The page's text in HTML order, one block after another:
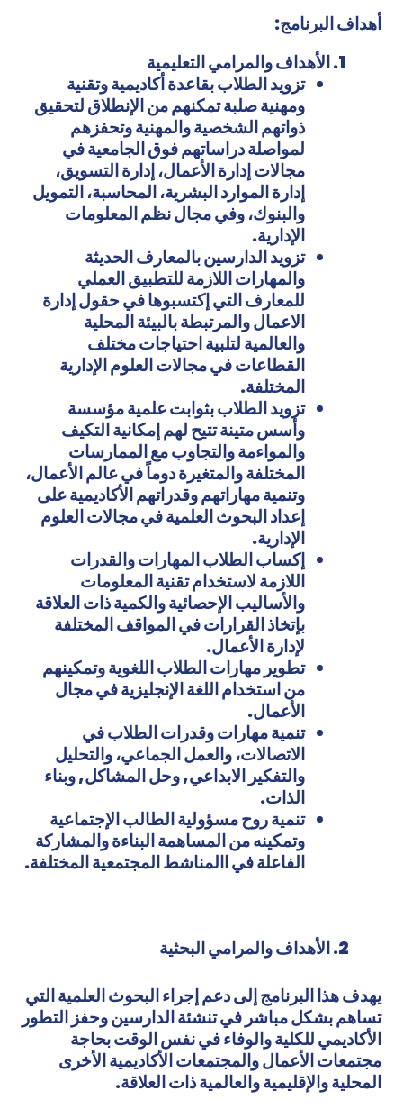
أهداف البرنامج:
الأهداف والمرامي التعليمية
تزويد الطلاب بقاعدة أكاديمية وتقنية
ومهنية صلبة تمكنهم من الإنطلاق لتحقيق
ذواتهم الشخصية والمهنية وتحفزهم
لمواصلة دراساتهم فوق الجامعية في
مجالات إدارة الأعمال، إدارة التسويق،
إدارة الموارد البشرية، المحاسبة، التمويل
والبنوك، وفي مجال نظم المعلومات
الإدارية.
تزويدالدارسين بالمعارف الحديثة
والمهارات اللازمةللتطبيق العملي
للمعارف التي إكتسبوهافي حقول إدارة
الاعمال والمرتبطة بالبيئة المحلية
والعالمية لتلبية احتياجات مختلف
القطاعات في مجالات العلوم الإدارية
المختلفة.
تزويد الطلاب بثوابت علمية مؤسسة
وأسس متينة تتيح لهم إمكانية التكيف
والمواءمةوالتجاوب معالممارسات
المختلفة والمتغيرة دوماً في عالم الأعمال،
وتنمية مهاراتهم وقدراتهم الأكاديمية على
إعداد البحوث العلمية في مجالات العلوم
الإدارية.
إكساب الطلاب المهارات والقدرات
اللازمة لاستخدام تقنية المعلومات
والأساليب الإحصائية والكمية ذات العلاقة
بإتخاذ القرارات في المواقف المختلفة
لإدارة الأعمال.
تطوير مهارات الطلاب اللغوية وتمكينهم
من استخدام اللغة الإنجليزية في مجال
الأعمال.
تنمية مهارات وقدرات الطلاب في
الاتصالات، والعمل الجماعي، والتحليل
والتفكير الابداعي, وحل المشاكل, وبناء
الذات.
تنمية روح مسؤولية الطالب الإجتماعية
وتمكينه من المساهمة البناءة والمشاركة
الفاعلة في االمناشط المجتمعية المختلفة.
الأهداف والمرامي البحثية
يهدف هذا البرنامج إلى دعم إجراء البحوث العلمية التي
تساهم بشكل مباشر في تنشئة الدارسين وحفز التطور
الأكاديمي للكلية والوفاء في نفس الوقت بحاجة
مجتمعات الأعمال والمجتمعات الأكاديمية الأخرى
المحلية والإقليمية والعالمية ذات العلاقة.